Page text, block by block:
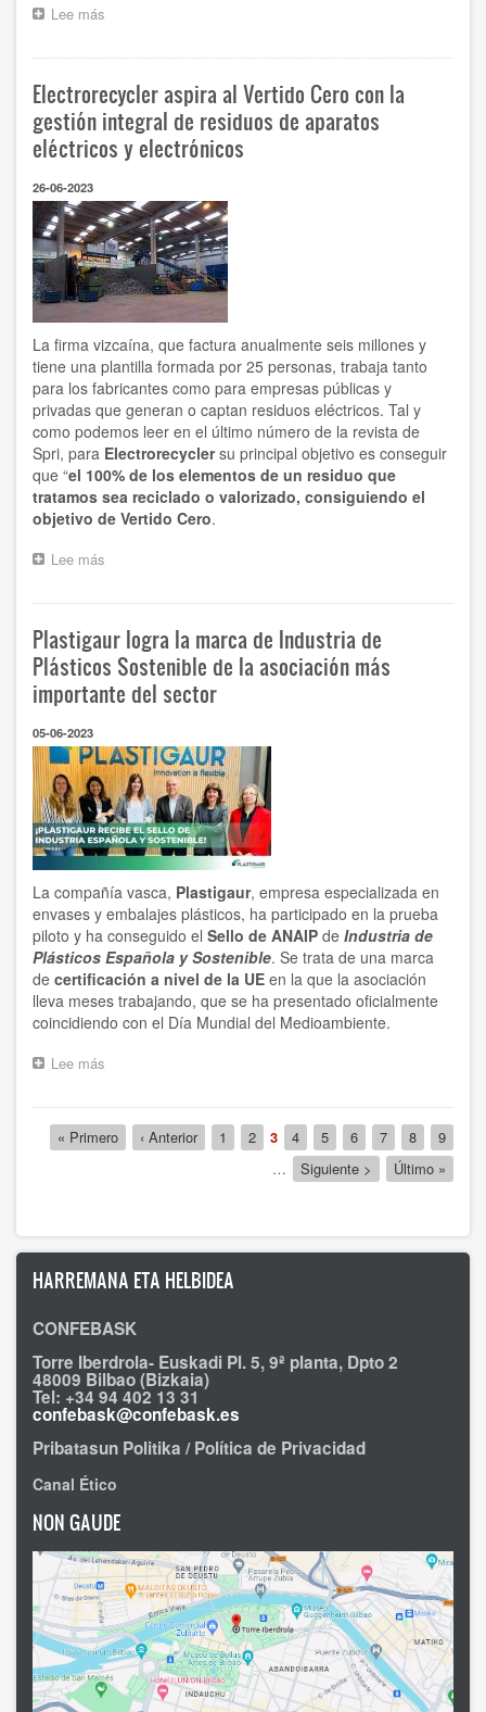
Lee más
promueve
la
movilidad
compartida
municipios
Electrorecycler aspira al Vertido Cero con la
gestión integral de residuos de aparatos
eléctricos y electrónicos
26-06-2023
La firma vizcaína, que factura anualmente seis millones y
tiene una plantilla formada por 25 personas, trabaja tanto
para los fabricantes como para empresas públicas y
privadas que generan o captan residuos eléctricos. Tal y
como podemos leer en el último número de la revista de
Spri, para Electrorecyclersu principal objetivo es conseguir
que “el 100% de los elementos de un residuo que
tratamos sea reciclado o valorizado, consiguiendo el
objetivo de Vertido Cero.
Lee más
Vertido
Cero
con
la
de
residuos
de
aparatos
eléctricos
y
electrónicos
Plastigaur logra la marca de Industria de
Plásticos Sostenible de la asociación más
importante del sector
05-06-2023
La compañía vasca, Plastigaur, empresa especializada en
envases y embalajes plásticos, ha participado en la prueba
piloto y ha conseguido el Sello de ANAIP de Industria de
Plásticos Española y Sostenible. Se trata de una marca
de certificación a nivel de la UE en la que la asociación
lleva meses trabajando, que se ha presentado oficialmente
coincidiendo con el Día Mundial del Medioambiente.
Lee más
la
marca
Sostenible
de
la
importante
del
sector
Paginación
Primera
página
« Primero
Página
anterior
‹ Anterior Página
1 Página
2
Página
actual
3 Página
4 Página
5 Página
6 Página
7 Página
8 Página
9
…
Siguiente
página
Siguiente >
Última
página
Último »
HARREMANA ETA HELBIDEA
CONFEBASK
Torre Iberdrola- Euskadi Pl. 5, 9ª planta, Dpto 2
48009 Bilbao (Bizkaia)
Tel: +34 94 402 13 31
confebask@confebask.es
Pribatasun Politika / Política de Privacidad
Canal Ético
NON GAUDE